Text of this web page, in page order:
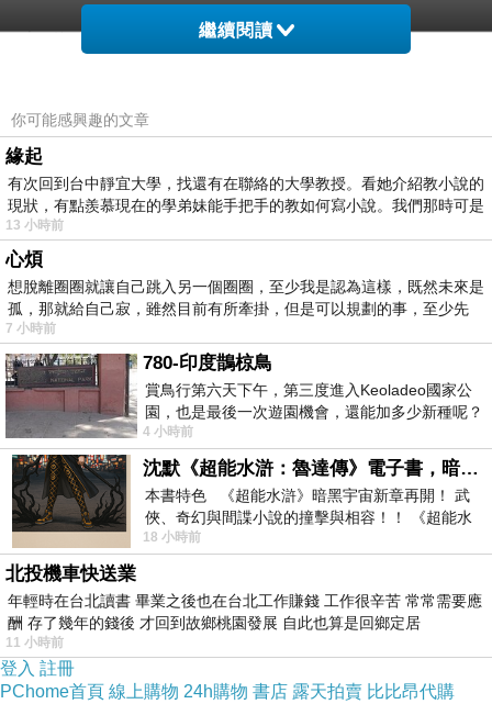
上一篇： 繼續閱讀
你可能感興趣的文章
緣起
有次回到台中靜宜大學，找還有在聯絡的大學教授。看她介紹教小說的
現狀，有點羨慕現在的學弟妹能手把手的教如何寫小說。我們那時可是
13 小時前
心煩
想脫離圈圈就讓自己跳入另一個圈圈，至少我是認為這樣，既然未來是
孤，那就給自己寂，雖然目前有所牽掛，但是可以規劃的事，至少先
7 小時前
780-印度鵲椋鳥
賞鳥行第六天下午，第三度進入Keoladeo國家公
園，也是最後一次遊園機會，還能加多少新種呢？
車行中突然有兩隻赤頸鶴飛過頭
4 小時前
沈默《超能水滸：魯達傳》電子書，暗黑宇宙新章，一一五年八月璀璨上架！
本書特色 《超能水滸》暗黑宇宙新章再開！ 武
俠、奇幻與間諜小說的撞擊與相容！！ 《超能水
滸》系列第四部變幻登場
18 小時前
北投機車快送業
年輕時在台北讀書 畢業之後也在台北工作賺錢 工作很辛苦 常常需要應
酬 存了幾年的錢後 才回到故鄉桃園發展 自此也算是回鄉定居
11 小時前
登入 註冊
PChome首頁 線上購物 24h購物 書店 露天拍賣 比比昂代購